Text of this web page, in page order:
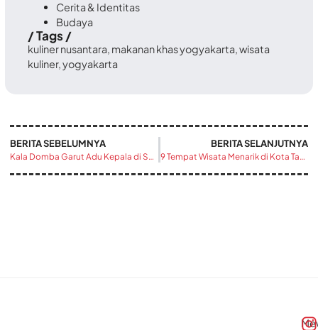
Cerita & Identitas
Budaya
/ Tags /
kuliner nusantara, makanan khas yogyakarta,wisata
kuliner,yogyakarta
BERITA SEBELUMNYA
Kala Domba Garut Adu Kepala di Sumedang: Tradisi, Hiburan, atau Pertaruhan Gengsi Peternak?
BERITA SELANJUTNYA
9 Tempat Wisata Menarik di Kota Tangerang yang Wajib Dikunjungi